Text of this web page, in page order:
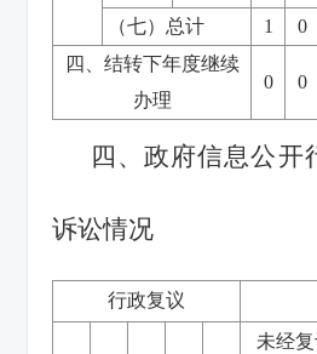
（七）总计
1 0
四、结转下年度继续
办理
0 0
四、政府信息公开
诉讼情况
行政复议
未经